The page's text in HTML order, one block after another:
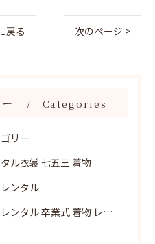
戻る 次のページ >
Categories
リー
ル衣裳 七五三 着物
ンタル
タル 卒業式 着物 レンタル